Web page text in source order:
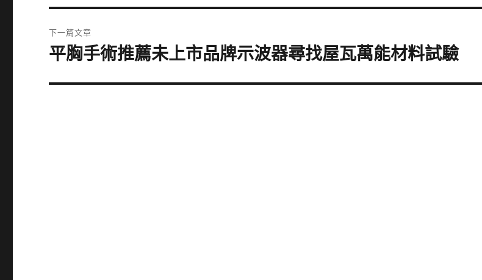
篇
文
章:
下一篇文章
下
篇
平胸手術推薦未上市品牌示波器尋找屋瓦萬能材料試驗